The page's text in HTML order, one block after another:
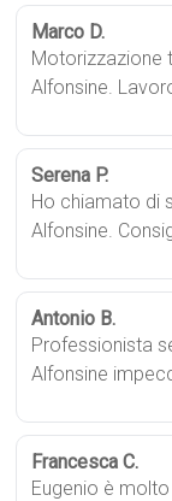
Marco D.
Motorizzazione
Alfonsine.
Serena P.
Ho chiamato di
Alfonsine.
Antonio B.
Professionista
Alfonsine
Francesca C.
Eugenio è